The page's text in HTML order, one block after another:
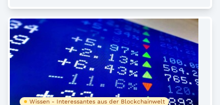
Wissen - Interessantes aus der Blockchainwelt